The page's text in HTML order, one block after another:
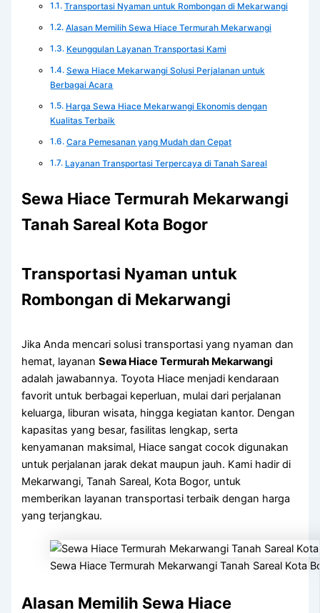
Transportasi Nyaman untuk Rombongan di Mekarwangi
Alasan Memilih Sewa Hiace Termurah Mekarwangi
Keunggulan Layanan Transportasi Kami
Sewa Hiace Mekarwangi Solusi Perjalanan untuk
Berbagai Acara
Harga Sewa Hiace Mekarwangi Ekonomis dengan
Kualitas Terbaik
Cara Pemesanan yang Mudah dan Cepat
Layanan Transportasi Terpercaya di Tanah Sareal
Sewa Hiace Termurah Mekarwangi
Tanah Sareal Kota Bogor
Transportasi Nyaman untuk
Rombongan di Mekarwangi
Jika Anda mencari solusi transportasi yang nyaman dan
hemat, layananSewa Hiace Termurah Mekarwangi
adalah jawabannya. Toyota Hiace menjadi kendaraan
favorit untuk berbagai keperluan, mulai dari perjalanan
keluarga, liburan wisata, hingga kegiatan kantor. Dengan
kapasitas yang besar, fasilitas lengkap, serta
kenyamanan maksimal, Hiace sangat cocok digunakan
untuk perjalanan jarak dekat maupun jauh. Kami hadir di
Mekarwangi, Tanah Sareal, Kota Bogor, untuk
memberikan layanan transportasi terbaik dengan harga
yang terjangkau.
Sewa Hiace Termurah Mekarwangi Tanah Sareal Kota
Alasan Memilih Sewa Hiace